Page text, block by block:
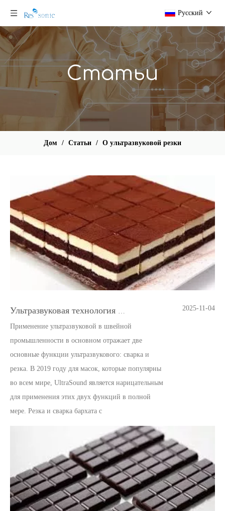
Pусский
Статьи
Дом / Статьи / О ультразвуковой резки
Ультразвуковая технология резки торта
Применение ультразвуковой в швейной
промышленности в основном отражает две
основные функции ультразвукового: сварка и
резка. В 2019 году для масок, которые популярны
во всем мире, UltraSound является нарицательным
для применения этих двух функций в полной
мере. Резка и сварка бархата c
2025-11-04